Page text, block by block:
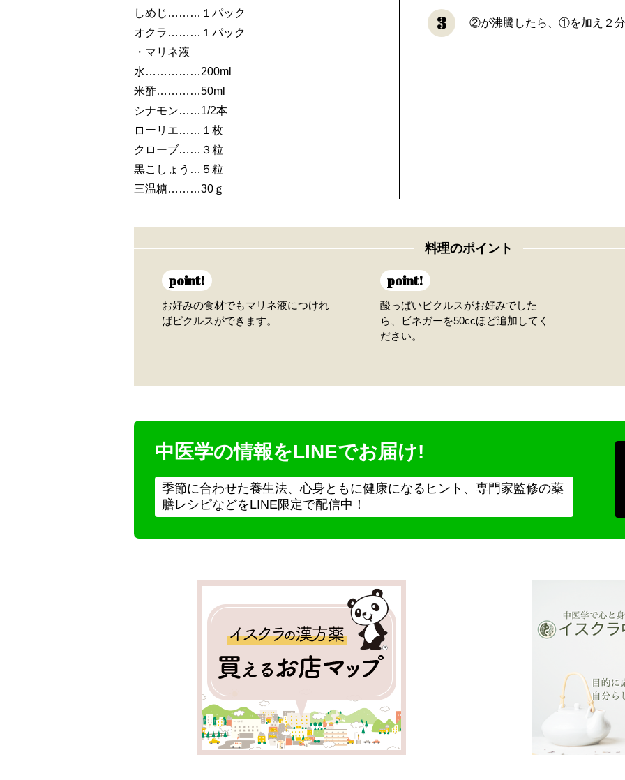
しめじ………１パック
オクラ………１パック
・マリネ液
水……………200ml
米酢…………50ml
シナモン……1/2本
ローリエ……１枚
クローブ……３粒
黒こしょう…５粒
三温糖………30ｇ
3 ②が沸騰したら、①を加え２
料理のポイント
point!
お好みの食材でもマリネ液につけれ
ばピクルスができます。
point!
酸っぱいピクルスがお好みでした
ら、ビネガーを50ccほど追加してく
ださい。
中医学の情報をLINEでお届け!
季節に合わせた養生法、心身ともに健康になるヒント、専門家監修の薬
膳レシピなどをLINE限定で配信中！